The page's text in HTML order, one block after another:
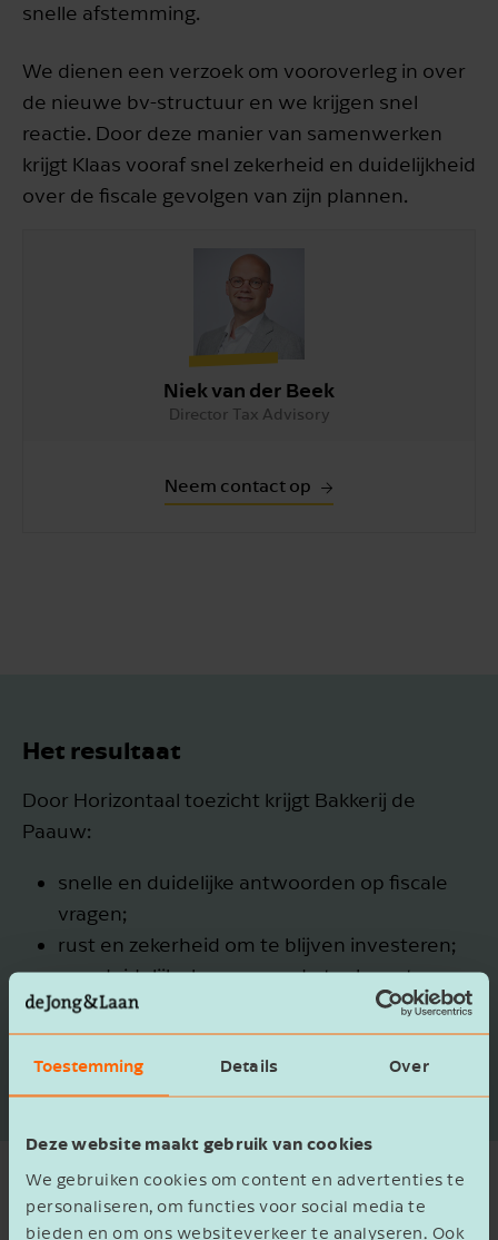
Toestemming Details Over
Deze website maakt gebruik van cookies
We gebruiken cookies om content en advertenties te
personaliseren, om functies voor social media te
bieden en om ons websiteverkeer te analyseren. Ook
snelle afstemming.
We dienen een verzoek om vooroverleg in over
de nieuwe bv-structuur en we krijgen snel
reactie. Door deze manier van samenwerken
krijgt Klaas vooraf snel zekerheid en duidelijkheid
over de fiscale gevolgen van zijn plannen.
Niek van der Beek
Director Tax Advisory
Neem contact op
Het resultaat
Door Horizontaal toezicht krijgt Bakkerij de
Paauw:
snelle en duidelijke antwoorden op fiscale
vragen;
rust en zekerheid om te blijven investeren;
een duidelijke koers voor de toekomst;
continuïteit voor het
;
een sterk partnerschap met de adviseur en
de Belastingdienst.
Het vervolg